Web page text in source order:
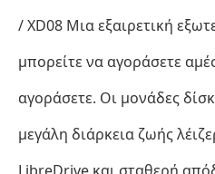
/ XD08 Μια εξαιρετική
μπορείτε να αγοράσετε
αγοράσετε. Οι μονάδες
μεγάλη διάρκεια ζωής
LibreDrive και σταθερή